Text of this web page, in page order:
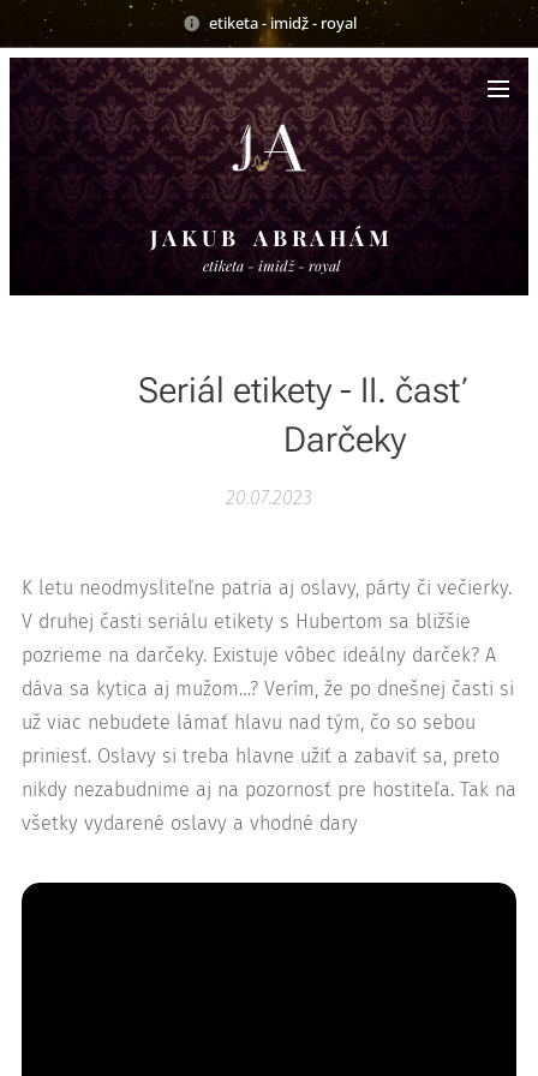
etiketa - imidž - royal
J A K U B A B R A H Á M
etiketa - imidž - royal
Seriál etikety - II. časť
Darčeky
20.07.2023
K letu neodmysliteľne patria aj oslavy, párty či večierky.
V druhej časti seriálu etikety s Hubertom sa bližšie
pozrieme na darčeky. Existuje vôbec ideálny darček? A
dáva sa kytica aj mužom…? Verím, že po dnešnej časti si
už viac nebudete lámať hlavu nad tým, čo so sebou
priniesť. Oslavy si treba hlavne užiť a zabaviť sa, preto
nikdy nezabudnime aj na pozornosť pre hostiteľa. Tak na
všetky vydarené oslavy a vhodné dary